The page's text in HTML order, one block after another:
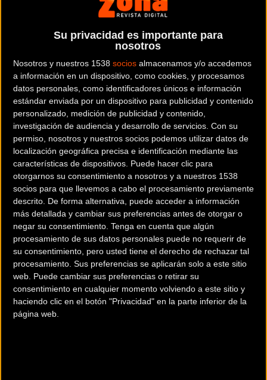
Su privacidad es importante para
nosotros
Nosotros y nuestros 1538 socios almacenamos y/o accedemos
a información en un dispositivo, como cookies, y procesamos
datos personales, como identificadores únicos e información
estándar enviada por un dispositivo para publicidad y contenido
personalizado, medición de publicidad y contenido,
investigación de audiencia y desarrollo de servicios. Con su
permiso, nosotros y nuestros socios podemos utilizar datos de
localización geográfica precisa e identificación mediante las
características de dispositivos. Puede hacer clic para
otorgarnos su consentimiento a nosotros y a nuestros 1538
socios para que llevemos a cabo el procesamiento previamente
descrito. De forma alternativa, puede acceder a información
más detallada y cambiar sus preferencias antes de otorgar o
negar su consentimiento. Tenga en cuenta que algún
procesamiento de sus datos personales puede no requerir de
su consentimiento, pero usted tiene el derecho de rechazar tal
procesamiento. Sus preferencias se aplicarán solo a este sitio
web. Puede cambiar sus preferencias o retirar su
consentimiento en cualquier momento volviendo a este sitio y
haciendo clic en el botón "Privacidad" en la parte inferior de la
página web.
Josema Fuente ha probado para vosotros las ruedas
29 XC-30 DT, unas llantas de carbono Toray T700
y bujes DT SWISS DT350, con una medida de 30 mm de
ancho en el exterior y de 23.4 en el interior.
Te dejamos con el vídeo